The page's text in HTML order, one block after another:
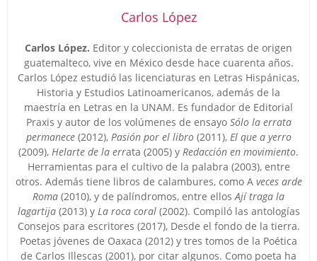
Carlos López
Carlos López. Editor y coleccionista de erratas de origen
guatemalteco, vive en México desde hace cuarenta años.
Carlos López estudió las licenciaturas en Letras Hispánicas,
Historia y Estudios Latinoamericanos, además de la
maestría en Letras en la UNAM. Es fundador de Editorial
Praxis y autor de los volúmenes de ensayo Sólo la errata
permanece(2012), Pasión por el libro(2011), El que a yerro
(2009), Helarte de la errata (2005) y Redacción en movimiento.
Herramientas para el cultivo de la palabra (2003), entre
otros. Además tiene libros de calambures, como A veces arde
Roma (2010), y de palíndromos, entre ellosAjí traga la
lagartija (2013) y La roca coral(2002). Compiló las antologías
Consejos para escritores (2017), Desde el fondo de la tierra.
Poetas jóvenes de Oaxaca (2012) y tres tomos de la Poética
de Carlos Illescas (2001), por citar algunos. Como poeta ha